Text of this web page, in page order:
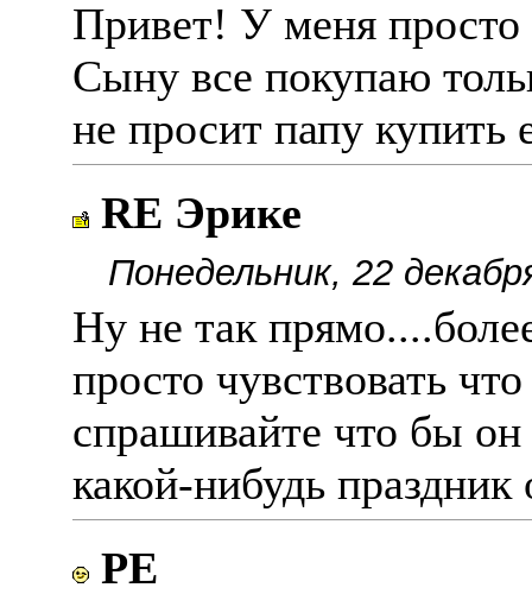
Привет! У меня просто
Сыну все покупаю
не просит папу купить
RE Эрике
Понедельник, 22
Ну не так
просто чувствовать
спрашивайте что бы он
какой-нибудь праздник
РЕ